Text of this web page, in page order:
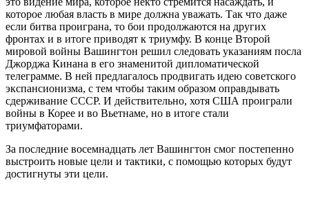
которое любая власть в мире должна уважать. Так что даже
если битва проиграна, то бои продолжаются на других
фронтах и в итоге приводят к триумфу. В конце Второй
мировой войны Вашингтон решил следовать указаниям посла
Джорджа Кинана в его знаменитой дипломатической
телеграмме. В ней предлагалось продвигать идею советского
экспансионизма, с тем чтобы таким образом оправдывать
сдерживание СССР. И действительно, хотя США проиграли
войны в Корее и во Вьетнаме, но в итоге стали
триумфаторами.
За последние восемнадцать лет Вашингтон смог постепенно
выстроить новые цели и тактики, с помощью которых будут
достигнуты эти цели.